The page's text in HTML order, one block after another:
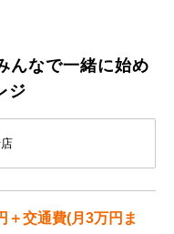
んなで一緒に始め
ジ
＋交通費(月3万円ま